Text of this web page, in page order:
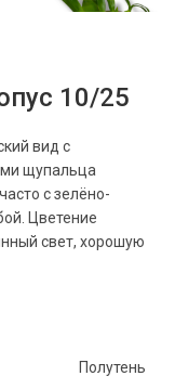
10/25
вид с
щупальца
с зелёно-
Цветение
свет, хорошую
Полутень